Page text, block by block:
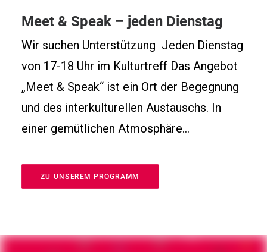
Meet & Speak – jeden Dienstag
Wir suchen Unterstützung Jeden Dienstag
von 17-18 Uhr im Kulturtreff Das Angebot
„Meet & Speak“ ist ein Ort der Begegnung
und des interkulturellen Austauschs. In
einer gemütlichen Atmosphäre…
ZU UNSEREM PROGRAMM